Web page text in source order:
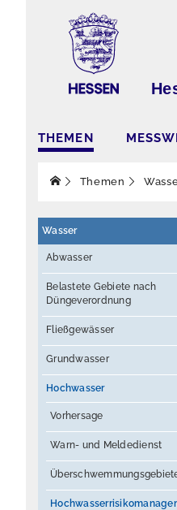
THEMEN
Themen
Wasser
Abwasser
Belastete Gebiete nach
Düngeverordnung
Fließgewässer
Grundwasser
Hochwasser
Vorhersage
Warn- und Meldedienst